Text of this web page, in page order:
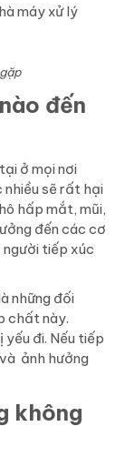
máy xử lý
đến
ở mọi nơi
nhiều sẽ rất hại
hấp mắt, mũi,
đến các cơ
người tiếp xúc
những đối
chất này.
đi. Nếu tiếp
ảnh hưởng
không